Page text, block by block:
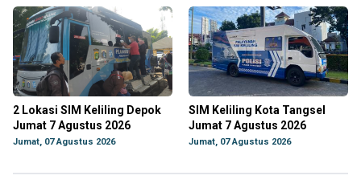
2 Lokasi SIM Keliling Depok
Jumat 7 Agustus 2026
Jumat, 07 Agustus 2026
SIM Keliling Kota Tangsel
Jumat 7 Agustus 2026
Jumat, 07 Agustus 2026